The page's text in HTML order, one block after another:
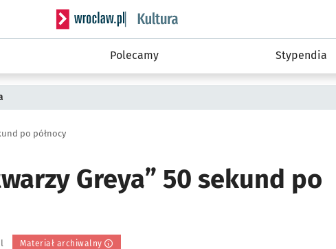
Serwis informacyjny wroclaw.pl podserwis: Kultura
Polecamy Stypendia
po północy
Greya” 50 sekund po
Materiał archiwalny